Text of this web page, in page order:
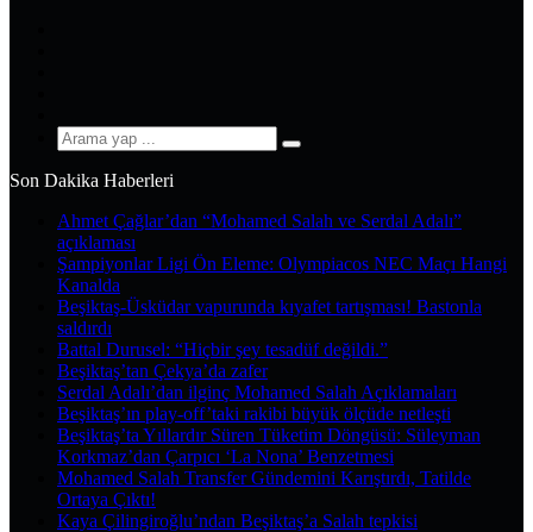
Arama
Son Dakika Haberleri
Ahmet Çağlar’dan “Mohamed Salah ve Serdal Adalı”
açıklaması
Şampiyonlar Ligi Ön Eleme: Olympiacos NEC Maçı Hangi
Kanalda
Beşiktaş-Üsküdar vapurunda kıyafet tartışması! Bastonla
saldırdı
Battal Durusel: “Hiçbir şey tesadüf değildi.”
Beşiktaş’tan Çekya’da zafer
Serdal Adalı’dan ilginç Mohamed Salah Açıklamaları
Beşiktaş’ın play-off’taki rakibi büyük ölçüde netleşti
Beşiktaş’ta Yıllardır Süren Tüketim Döngüsü: Süleyman
Korkmaz’dan Çarpıcı ‘La Nona’ Benzetmesi
Mohamed Salah Transfer Gündemini Karıştırdı, Tatilde
Ortaya Çıktı!
Kaya Çilingiroğlu’ndan Beşiktaş’a Salah tepkisi